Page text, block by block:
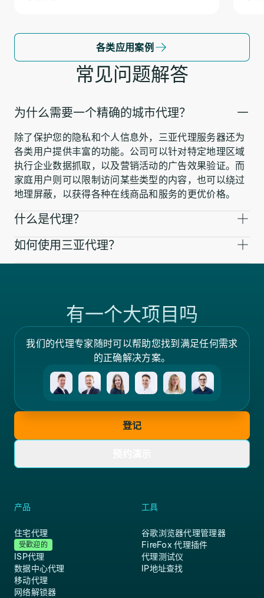
各类应用案例
常见问题解答
为什么需要一个精确的城市代理？
除了保护您的隐私和个人信息外，三亚代理服务器还为
各类用户提供丰富的功能。公司可以针对特定地理区域
执行企业数据抓取，以及营销活动的广告效果验证。而
家庭用户则可以限制访问某些类型的内容，也可以绕过
地理屏蔽，以获得各种在线商品和服务的更优价格。
什么是代理？
如何使用三亚代理？
有一个大项目吗
我们的代理专家随时可以帮助您找到满足任何需求
的正确解决方案。
登记
产品
住宅代理
受歡迎的
ISP代理
数据中心代理
移动代理
网络解锁器
工具
谷歌浏览器代理管理器
FireFox 代理插件
代理测试仪
IP地址查找